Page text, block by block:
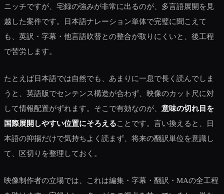
ニッチですが、宅録の強みが非常に出るのが、多言語展開を見
越した案件です。日本語ナレーション単体で完璧に聞こえて
も、英訳・字幕・他言語吹替との整合が取りにくいと、後工程
で苦労します。
たとえば日本語では自然でも、あまりに一息で長く読んでしま
うと、英語版でセンテンス構造が合わず、映像のカット尺に対
して情報配置がずれます。そこで有効なのが、 意味の切れ目を
国際展開しやすい位置にそろえることです。言い換えると、日
本語の抑揚だけで気持ちよく読まず、将来の翻訳単位を意識し
て、区切りを整理しておく。
映像制作者の立場では、これは編集・字幕・翻訳・MAの全工程